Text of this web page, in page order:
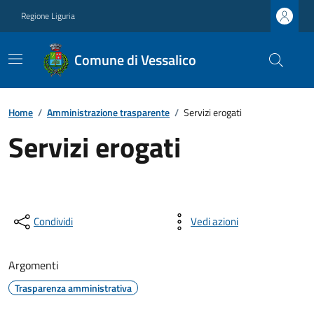
Regione Liguria
Comune di Vessalico
Home / Amministrazione trasparente / Servizi erogati
Servizi erogati
Condividi Vedi azioni
Argomenti
Trasparenza amministrativa